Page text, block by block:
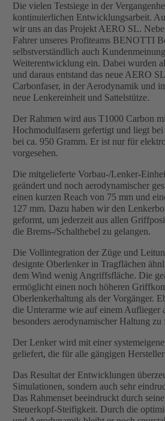
Die vielen Testsiege in der
kontinuierlichen Entwicklungsarbeit.
wir uns an das Projekt AERO SL.
Fahrer unseres Profiteams BENOTTI
selbstverständlich auch
Weiterentwicklung ein. Dabei wurden
und daraus entstand das neue AERO
Carbonfaser, in der Aerodynamik und
neue Lenkereinheit und Sattelstütze.
Der Rahmen wird aus T1000 Carbon
Hochmodulfasern gefertigt und liegt
bei ca. 950 Gramm. Er ist nur für
vorgesehen.
Die mitgelieferte Vorbau-/Lenker-
geändert und noch aerodynamischer
einen kurzen Reach von 75 mm und
127 mm. Dazu haben wir den
geformt, um jederzeit aus allen
die Brems-/Schalthebel zu gelangen.
Die Vollintegration der Züge und
designte Oberlenker in Tragflächen
dem Wind wenig Angriffsfläche. Die
ermöglicht einen noch höheren
Oberlenkerhaltung als der Vorgänger.
die Unterarme wie auf einem Auflieger
besonders aerodynamischer Haltung zu
Der Lenker wird mit einer
geliefert, die für alle gängigen
Das Resultat der Entwicklungen
Simulationen, sondern auch sehr
Das Rahmenset beeindruckt durch
Steuerkopf-Steifigkeit. Durch die